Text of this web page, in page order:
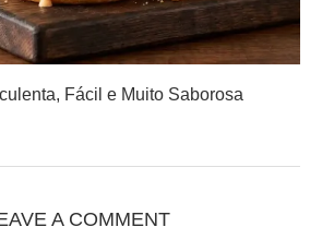
Fácil e Muito Saborosa
A COMMENT